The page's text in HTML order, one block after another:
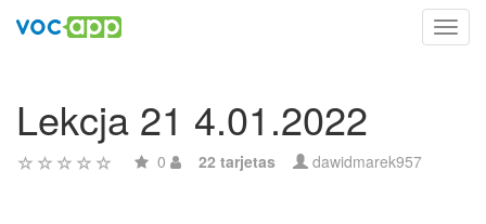
Lekcja 21 4.01.2022
0 22 tarjetas dawidmarek957